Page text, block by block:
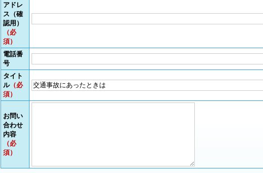
アドレ
ス（確
認用）
（必
須）
電話番
号
タイト
ル（必
須）
お問い
合わせ
内容
（必
須）